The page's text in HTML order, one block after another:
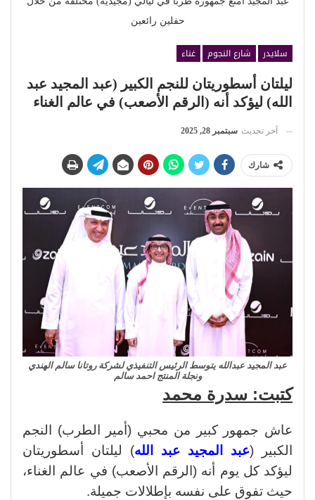
حفلين رائعين
سلايدر شارع النجوم
غناء
ليلتان أسطوريتان للنجم الكبير (عبد المجيد عبد
الله) ليؤكد أنه (الرقم الأصعب) في عالم الغناء
آخر تحديث سبتمبر 28, 2025
شارك
عبد المجيد عبدالله يتوسط الرئيس التنفيذي لشركة روتانا سالم الهندي
ونجلة المنتج احمد سالم
كتبت: سدرة محمد
عاش جمهور كبير من محبي (أمير الطرب) النجم
الكبير (عبد المجيد عبد الله) ليلتان أسطوريتان
ليؤكد كل يوم أنه (الرقم الأصعب) في عالم الغناء،
حيث تفوق على نفسه بإطلالات جميلة.